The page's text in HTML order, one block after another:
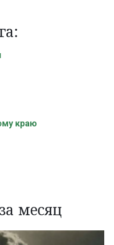
краю
месяц